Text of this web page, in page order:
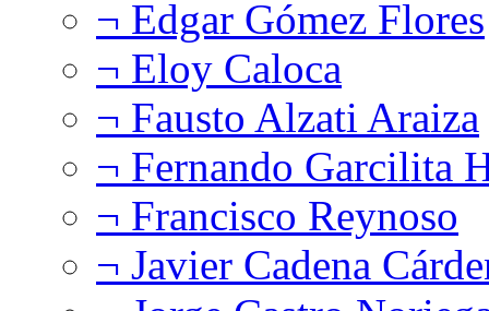
¬ Edgar Gómez Flores
¬ Eloy Caloca
¬ Fausto Alzati Araiza
¬ Fernando Garcilita
¬ Francisco Reynoso
¬ Javier Cadena